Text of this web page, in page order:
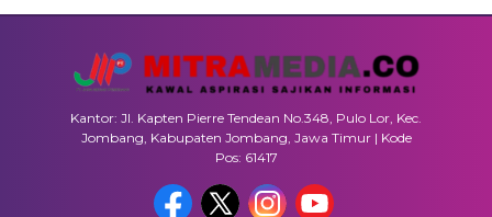
Kantor: Jl. Kapten Pierre Tendean No.348, Pulo Lor, Kec.
Jombang, Kabupaten Jombang, Jawa Timur | Kode
Pos: 61417